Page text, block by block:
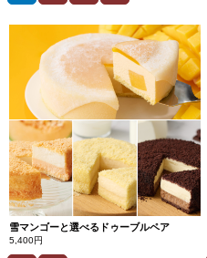
雪マンゴーと選べるドゥーブルペア
5,400円